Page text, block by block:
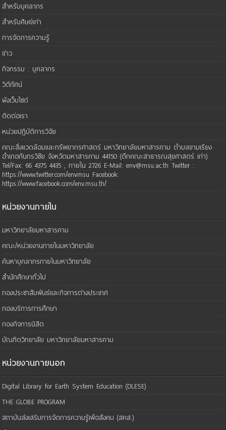
สำหรับบุคลากร
สำหรับศิษย์เก่า
การจัดการความรู้
ข่าว
กิจกรรม : บุคลากร
วิดีทัศน์
ผังเว็บไซต์
ติดต่อเรา
หน่วยปฏิบัติการวิจัย
คณะสิ่งแวดล้อมและทรัพยากรศาสตร์ มหาวิทยาลัยมหาสารคาม ตำบลขามเรียง
อำเภอกันทรวิชัย จังหวัดมหาสารคาม 44150 (ตึกคณะสาธารณสุขศาสตร์ เก่า)
Tel/Fax: 66 4375 4435 , ภายใน 2726 E-Mail: env@msu.ac.th Twitter :
https://www.twitter.com/envmsu Facebook:
https://www.facebook.com/env.msu.th/
หน่วยงานภายใน
มหาวิทยาลัยมหาสารคาม
คณะ/หน่วยงานภายในมหาวิทยาลัย
ค้นหาบุคลากรภายในมหาวิทยาลัย
สำนักศึกษาทั่วไป
กองประชาสัมพันธ์และกิจการต่างประเทศ
กองบริการการศึกษา
กองกิจการนิสิต
บัณฑิตวิทยาลัย มหาวิทยาลัยมหาสารคาม
หน่วยงานภายนอก
Digital Library for Earth System Education (DLESE)
THE GLOBE PROGRAM
สถาบันส่งเสริมการจัดการความรู้เพือสังคม (สคส.)